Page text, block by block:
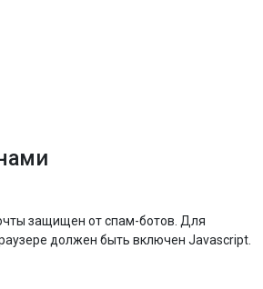
защищен от спам-ботов. Для
должен быть включен Javascript.